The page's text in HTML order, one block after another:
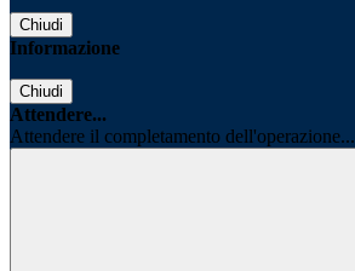
Chiudi
Informazione
Chiudi
Attendere...
Attendere il completamento dell'operazione...